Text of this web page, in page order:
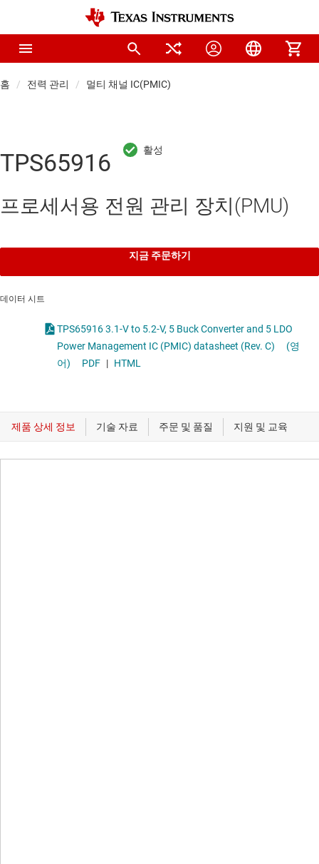
홈 전력 관리 멀티 채널 IC(PMIC)
TPS65916
프로세서용 전원 관리 장치(PMU)
지금 주문하기
데이터 시트
TPS65916 3.1-V to 5.2-V, 5 Buck Converter and 5 LDO
Power Management IC (PMIC) datasheet (Rev. C)
(영
어)
PDF | HTML